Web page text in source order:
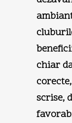
chiar
scrise,